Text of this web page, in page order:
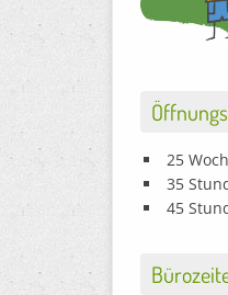
25
35
45